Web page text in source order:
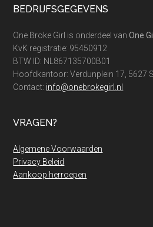
Footer
BEDRIJFSGEGEVENS
One Broke Girl is onderdeel vanOne
KvK registratie: 95450912
BTW ID: NL867135700B01
Hoofdkantoor: Verdunplein 17, 5627
Contact: info@onebrokegirl.nl
VRAGEN?
Algemene Voorwaarden
Privacy Beleid
Aankoop herroepen